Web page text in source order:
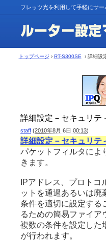
フレッツ光を利用して手軽にサ
トップページ › RT-S300SE › 詳細設
詳細設定－セキュリテ
staff (2010年8月 6日 00:13)
詳細設定－セキュリテ
パケットフィルタによ
きます。
IPアドレス、プロト
ットを通過あるいは廃
条件を適切に設定する
るための簡易ファイア
複数の条件を設定した
が行われます。